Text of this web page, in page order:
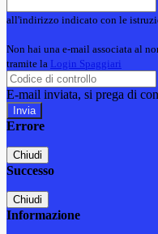
all'indirizzo indicato con le
Non hai una e-mail associata al
tramite la Login Spaggiari
E-mail inviata, si prega di
Errore
Chiudi
Successo
Chiudi
Informazione